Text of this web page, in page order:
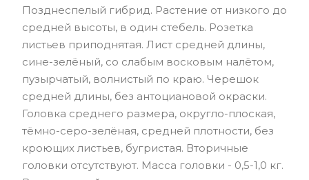
Позднеспелый гибрид. Растение от низкого до
средней высоты, в один стебель. Розетка
листьев приподнятая. Лист средней длины,
сине-зелёный, со слабым восковым налётом,
пузырчатый, волнистый по краю. Черешок
средней длины, без антоциановой окраски.
Головка среднего размера, округло-плоская,
тёмно-серо-зелёная, средней плотности, без
кроющих листьев, бугристая. Вторичные
головки отсутствуют. Масса головки - 0,5-1,0 кг.